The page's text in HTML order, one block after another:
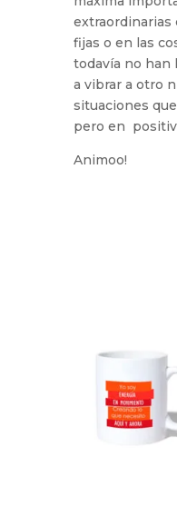
extraordinarias
fijas o en las
todavía no han
a vibrar a otro
situaciones
pero en
Animoo!